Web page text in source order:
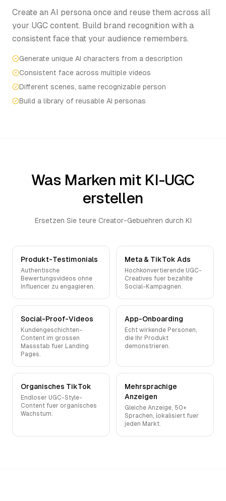
Create an AI persona once and reuse them across all
your UGC content. Build brand recognition with a
consistent face that your audience remembers.
Generate unique AI characters from a description
Consistent face across multiple videos
Different scenes, same recognizable person
Build a library of reusable AI personas
Was Marken mit KI-UGC
erstellen
Ersetzen Sie teure Creator-Gebuehren durch KI
Produkt-Testimonials
Authentische
Bewertungsvideos ohne
Influencer zu engagieren.
Meta & TikTok Ads
Hochkonvertierende UGC-
Creatives fuer bezahlte
Social-Kampagnen.
Social-Proof-Videos
Kundengeschichten-
Content im grossen
Massstab fuer Landing
Pages.
App-Onboarding
Echt wirkende Personen,
die Ihr Produkt
demonstrieren.
Organisches TikTok
Endloser UGC-Style-
Content fuer organisches
Wachstum.
Mehrsprachige
Anzeigen
Gleiche Anzeige, 50+
Sprachen, lokalisiert fuer
jeden Markt.